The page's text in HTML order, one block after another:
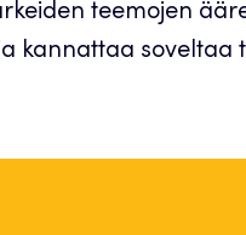
teemojen
kannattaa